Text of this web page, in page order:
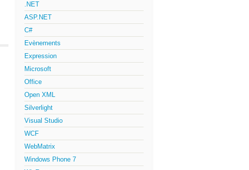
.NET
ASP.NET
C#
Evènements
Expression
Microsoft
Office
Open XML
Silverlight
Visual Studio
WCF
WebMatrix
Windows Phone 7